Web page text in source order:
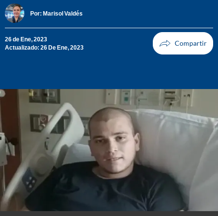
Por: Marisol Valdés
26 de Ene, 2023
Actualizado: 26 De Ene, 2023